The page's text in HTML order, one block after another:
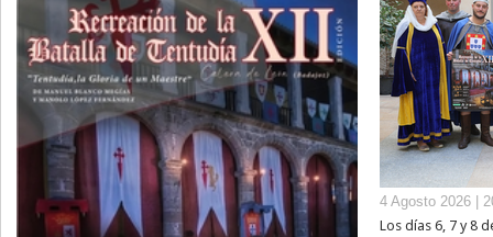
4 Agosto 2026 |
Los días 6, 7 y 8